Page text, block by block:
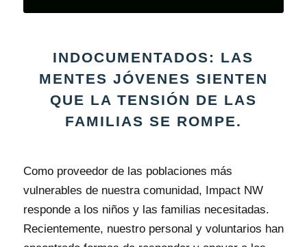
INDOCUMENTADOS: LAS
MENTES JÓVENES SIENTEN
QUE LA TENSIÓN DE LAS
FAMILIAS SE ROMPE.
Como proveedor de las poblaciones más
vulnerables de nuestra comunidad, Impact NW
responde a los niños y las familias necesitadas.
Recientemente, nuestro personal y voluntarios han